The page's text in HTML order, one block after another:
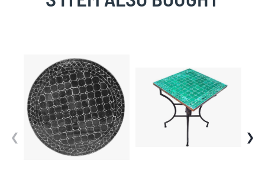
carousel